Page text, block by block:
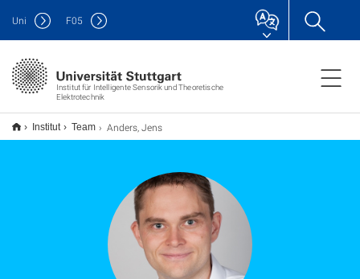
Institut für Intelligente Sensorik und Theoretische
Elektrotechnik
Uni F05
Institut Team Anders, Jens